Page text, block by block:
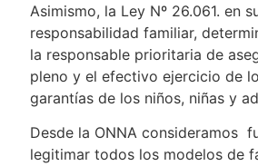
Asimismo, la Ley Nº 26.061. en
responsabilidad familiar,
la responsable prioritaria de
pleno y el efectivo ejercicio de
garantías de los niños, niñas y
Desde la ONNA consideramos
legitimar todos los modelos de